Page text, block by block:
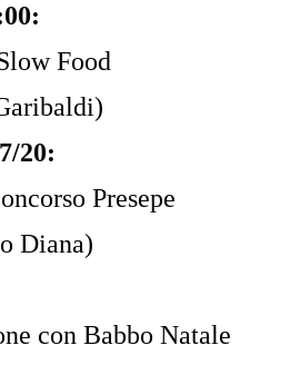
Food
20:
Presepe
Diana)
con Babbo Natale